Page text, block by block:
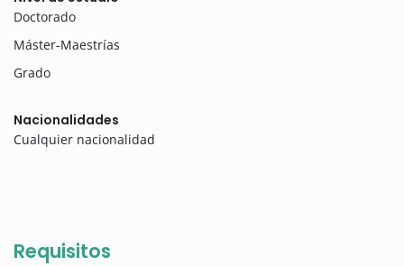
Doctorado
Máster-Maestrías
Grado
Nacionalidades
Cualquier nacionalidad
Requisitos